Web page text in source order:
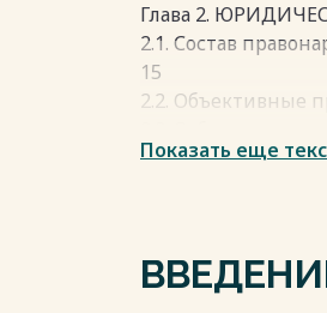
Глава 2.
2.1. Состав
15
2.2. Объективные
ЗАКЛЮЧЕНИЕ 27
Весь текст будет
Показать еще